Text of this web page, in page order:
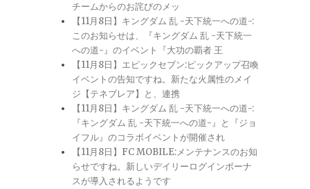
チームからのお詫びのメッ
【11月8日】キングダム 乱 -天下統一への道-:
このお知らせは、『キングダム 乱 -天下統一
への道-』のイベント『大功の覇者 王
【11月8日】エピックセブン:ピックアップ召喚
イベントの告知ですね。新たな火属性のメイ
ジ【テネブレア】と、連携
【11月8日】キングダム 乱 -天下統一への道-:
『キングダム 乱 -天下統一への道-』と『ジョ
イフル』のコラボイベントが開催され
【11月8日】FC MOBILE:メンテナンスのお知
らせですね。新しいデイリーログインボーナ
スが導入されるようです